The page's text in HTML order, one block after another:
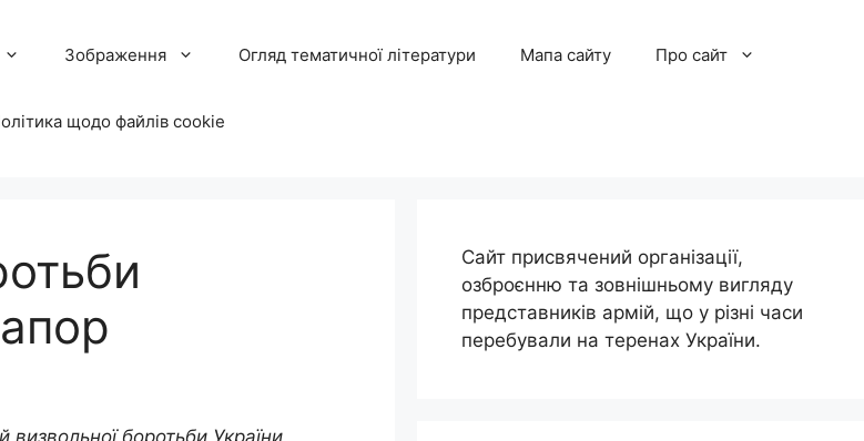
Зображення Огляд тематичної літератури Мапа сайту Про сайт
щодо файлів cookie
Сайт присвячений організації,
озброєнню та зовнішньому вигляду
представників армій, що у різні часи
перебували на теренах України.